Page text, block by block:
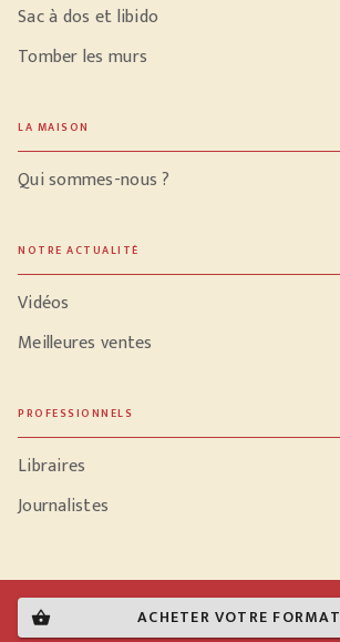
shopping_basket ACHETER VOTRE FORMAT
Sac à dos et libido
Tomber les murs
LA MAISON
Qui sommes-nous ?
NOTRE ACTUALITÉ
Vidéos
Meilleures ventes
PROFESSIONNELS
Libraires
Journalistes
Données personnelles